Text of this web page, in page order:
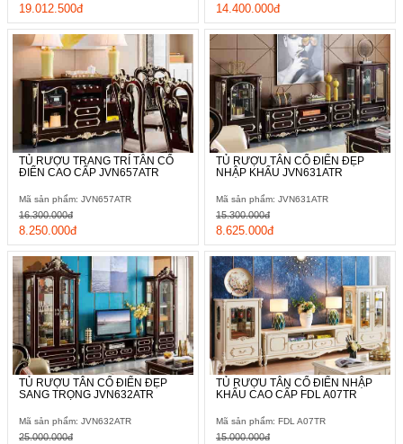
19.012.500đ 14.400.000đ
TỦ RƯỢU TRANG TRÍ TÂN CỔ
ĐIỂN CAO CẤP JVN657ATR
Mã sản phẩm: JVN657ATR
8.250.000đ
16.300.000đ
TỦ RƯỢU TÂN CỔ ĐIỂN ĐẸP
NHẬP KHẨU JVN631ATR
Mã sản phẩm: JVN631ATR
8.625.000đ
15.300.000đ
TỦ RƯỢU TÂN CỔ ĐIỂN ĐẸP
SANG TRỌNG JVN632ATR
Mã sản phẩm: JVN632ATR
25.000.000đ
TỦ RƯỢU TÂN CỔ ĐIỂN NHẬP
KHẨU CAO CẤP FDL A07TR
Mã sản phẩm: FDL A07TR
15.000.000đ